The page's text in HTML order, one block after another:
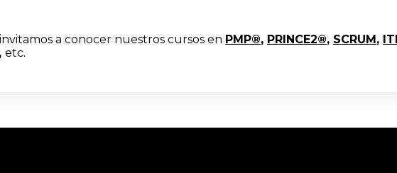
a conocer nuestros cursos en PMP®, PRINCE2®, SCRUM,
, etc.